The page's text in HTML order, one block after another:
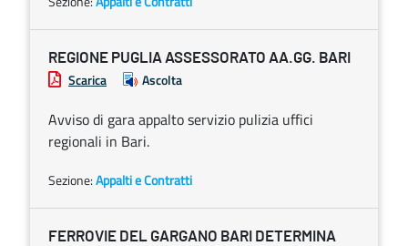
REGIONE PUGLIA ASSESSORATO AA.GG. BARI
Scarica Ascolta
Avviso di gara appalto servizio pulizia uffici
regionali in Bari.
Sezione:Appalti e Contratti
FERROVIE DEL GARGANO BARI DETERMINA